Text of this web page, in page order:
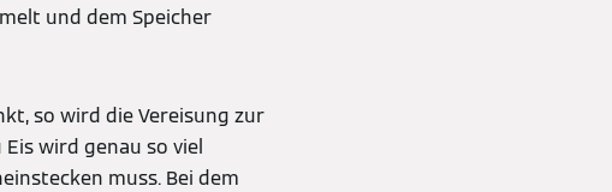
und dem Speicher
so wird die Vereisung zur
wird genau so viel
muss. Bei dem